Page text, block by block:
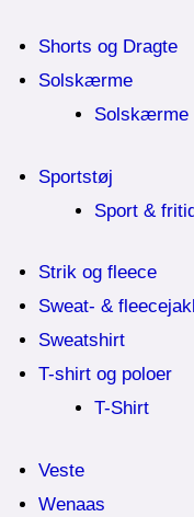
Shorts og Dragte
Solskærme
Solskærme
Sportstøj
Sport &
Strik og fleece
Sweat- &
Sweatshirt
T-shirt og poloer
T-Shirt
Veste
Wenaas